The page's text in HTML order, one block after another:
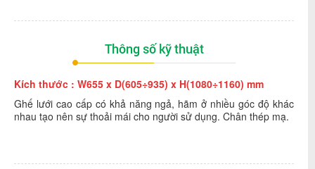
Thông số kỹ thuật
Kích thước : W655 x D(605÷935) x H(1080÷1160) mm
Ghế lưới cao cấp có khả năng ngả, hãm ở nhiều góc độ khác
nhau tạo nên sự thoải mái cho người sử dụng. Chân thép mạ.